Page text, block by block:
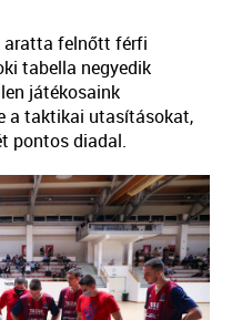
aratta felnőtt férfi
tabella negyedik
játékosaink
a taktikai utasításokat,
pontos diadal.